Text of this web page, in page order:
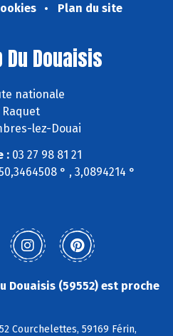
Plan du site
Du Douaisis
nationale
Raquet
lez-Douai
:03 27 98 81 21
° , 3,0894214 °
Douaisis (59552) est proche
Courchelettes, 59169 Férin,